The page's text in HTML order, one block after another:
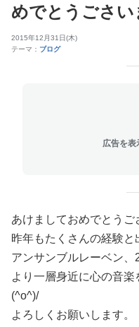
めでとうごさい
2015年12月31日(木)
テーマ： ブログ
広告を表
あけましておめでとうご
昨年もたくさんの経験と
アンサンブルレーベン、
より一層身近に心の音
(^o^)/
よろしくお願いします。